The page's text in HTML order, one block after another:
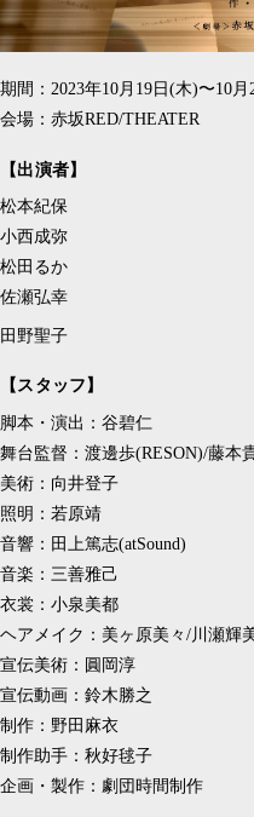
期間：2023年10月19日(木)〜10月
会場：赤坂RED/THEATER
【出演者】
松本紀保
小西成弥
松田るか
佐瀬弘幸
田野聖子
【スタッフ】
脚本・演出：谷碧仁
舞台監督：渡邊歩(RESON)/藤本
美術：向井登子
照明：若原靖
音響：田上篤志(atSound)
音楽：三善雅己
衣裳：小泉美都
ヘアメイク：美ヶ原美々/川瀬輝
宣伝美術：圓岡淳
宣伝動画：鈴木勝之
制作：野田麻衣
制作助手：秋好毬子
企画・製作：劇団時間制作